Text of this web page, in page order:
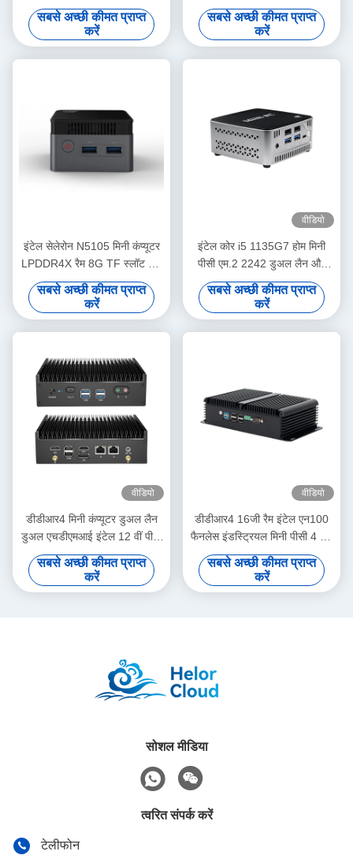
कोर I7-1360P प्रोसेसर
सबसे अच्छी कीमत प्राप्त
करें
और डीडीआर 4 64 जी के साथ
सबसे अच्छी कीमत प्राप्त
करें
इंटेल सेलेरोन N5105 मिनी कंप्यूटर
LPDDR4X रैम 8G TF स्लॉट और
घर कार्यालय के लिए पंखे के साथ
सबसे अच्छी कीमत प्राप्त
करें
वीडियो
इंटेल कोर i5 1135G7 होम मिनी
पीसी एम.2 2242 डुअल लैन और
प्रशंसक के साथ एसएसडी
सबसे अच्छी कीमत प्राप्त
करें
वीडियो
डीडीआर4 मिनी कंप्यूटर डुअल लैन
डुअल एचडीएमआई इंटेल 12 वीं पीढ़ी
कोर i3 i5 i7 मिनी पीसी
सबसे अच्छी कीमत प्राप्त
करें
वीडियो
डीडीआर4 16जी रैम इंटेल एन100
फैनलेस इंडस्ट्रियल मिनी पीसी 4 लैन
डुअल कॉम लिनक्स वाईफाई के साथ
सबसे अच्छी कीमत प्राप्त
करें
सोशल मीडिया
त्वरित संपर्क करें
टेलीफोन